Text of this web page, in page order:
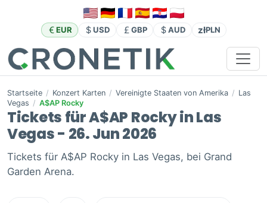
EUR USD GBP AUD złPLN
Startseite / Konzert Karten / Vereinigte Staaten von Amerika / Las
Vegas / A$AP Rocky
Tickets für A$AP Rocky in Las
Vegas - 26. Jun 2026
Tickets für A$AP Rocky in Las Vegas, bei Grand
Garden Arena.